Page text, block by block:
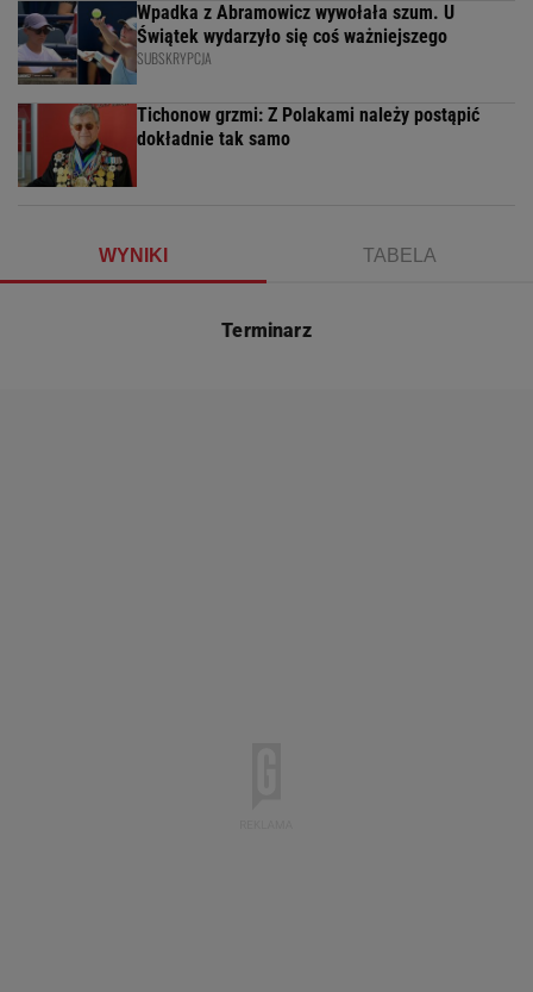
Wpadka z Abramowicz wywołała szum. U
Świątek wydarzyło się coś ważniejszego
SUBSKRYPCJA
Tichonow grzmi: Z Polakami należy postąpić
dokładnie tak samo
WYNIKI TABELA
Terminarz